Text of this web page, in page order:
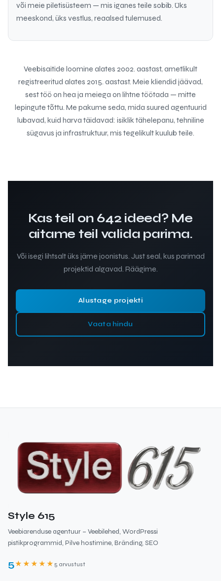
või meie piletisüsteem — mis iganes teile sobib. Üks
meeskond, üks vestlus, reaalsed tulemused.
Veebisaitide loomine alates 2002. aastast, ametlikult
registreeritud alates 2015. aastast. Meie kliendid jäävad,
sest töö on hea ja meiega on lihtne töötada — mitte
lepingute tõttu. Me pakume seda, mida suured agentuurid
lubavad, kuid harva täidavad: isiklik tähelepanu, tehniline
sügavus ja infrastruktuur, mis tegelikult kuulub teile.
Kas teil on 642 ideed? Me
aitame teil valida parima.
Või isegi lihtsalt üks jäme joonistus. Just seal, kus parimad
projektid algavad. Räägime.
Alustage projekti
Vaata hindu
Style 615
Veebiarenduse agentuur – Veebilehed, WordPressi
pistikprogrammid, Pilve hostimine, Bränding, SEO
5★★★★★ 5 arvustust